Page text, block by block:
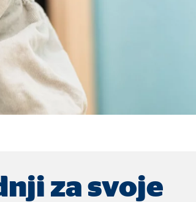
za svoje
našu mrežnu stranicu.